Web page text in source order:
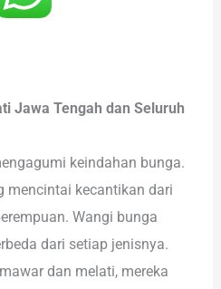
Jawa Tengah dan Seluruh
keindahan bunga.
mencintai kecantikan dari
Wangi bunga
dari setiap jenisnya.
dan melati, mereka